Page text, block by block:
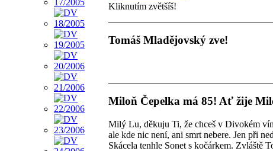
Kliknutím zvětšíš!
Tomáš Mladějovský zve!
Miloň Čepelka má 85! Ať žije
Milý Lu, děkuju Ti, že chceš v Divokém
ale kde nic není, ani smrt nebere. Jen při
Skácela tenhle Sonet s kočárkem. Zvláště